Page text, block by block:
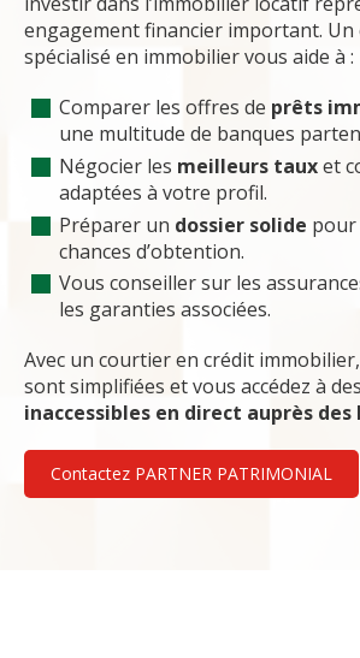
engagement financier important.
spécialisé en immobilier vous aide à :
Comparer les offres de prêts
une multitude de banques
Négocier les meilleurs tauxet
adaptées à votre profil.
Préparer un dossier solide pour
chances d’obtention.
Vous conseiller sur les
les garanties associées.
Avec un courtier en crédit
sont simplifiées et vous accédez à
inaccessibles en direct auprès des
Contactez PARTNER PATRIMONIAL